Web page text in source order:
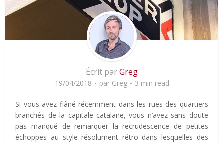
Écrit parGreg
19/04/2018 par Greg 3 min read
Si vous avez flâné récemment dans les rues des quartiers
branchés de la capitale catalane, vous n’avez sans doute
pas manqué de remarquer la recrudescence de petites
échoppes au style résolument rétro dans lesquelles des